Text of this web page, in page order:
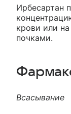
Ирбесартан
крови или
почками.
Всасывание